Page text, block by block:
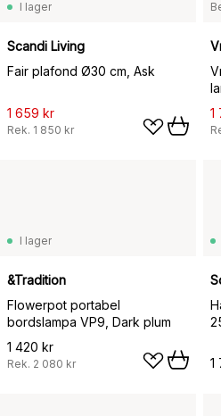
I lager
Scandi Living
Fair plafond Ø30 cm, Ask
1 659 kr
Rek. 1 850 kr
1
I lager
&Tradition
Flowerpot portabel
bordslampa VP9, Dark plum
1 420 kr
Rek. 2 080 kr 1